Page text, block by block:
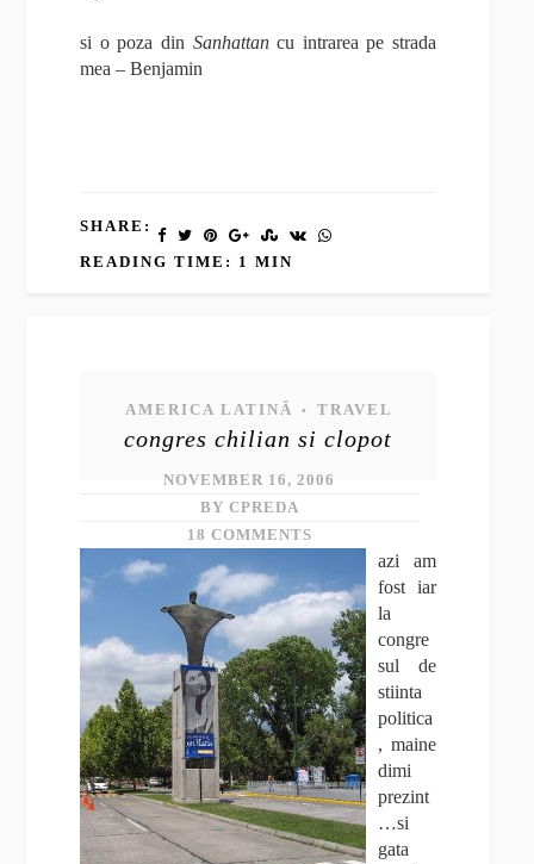
si o poza din Sanhattancu intrarea pe strada
mea – Benjamin
SHARE:
READING TIME: 1 MIN
AMERICA LATINĂ • TRAVEL
congres chilian si clopot
NOVEMBER 16, 2006
BY CPREDA
18 COMMENTS
azi am
fost iar
la
congre
sul de
stiinta
politica
, maine
dimi
prezint
…si
gata